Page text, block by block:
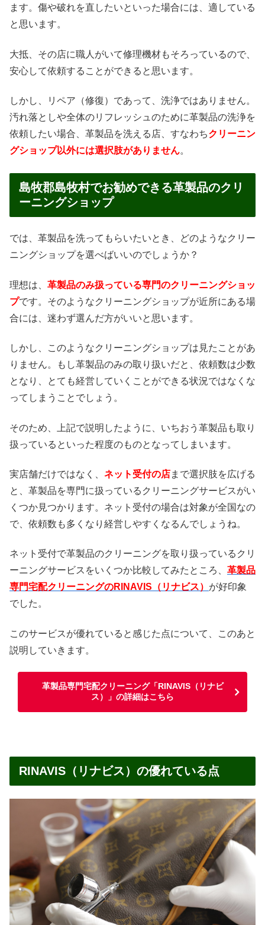
ます。傷や破れを直したいといった場合には、適している
と思います。
大抵、その店に職人がいて修理機材もそろっているので、
安心して依頼することができると思います。
しかし、リペア（修復）であって、洗浄ではありません。
汚れ落としや全体のリフレッシュのために革製品の洗浄を
依頼したい場合、革製品を洗える店、すなわちクリーニン
グショップ以外には選択肢がありません。
島牧郡島牧村でお勧めできる革製品のクリ
ーニングショップ
では、革製品を洗ってもらいたいとき、どのようなクリー
ニングショップを選べばいいのでしょうか？
理想は、 革製品のみ扱っている専門のクリーニングショッ
プです。そのようなクリーニングショップが近所にある場
合には、迷わず選んだ方がいいと思います。
しかし、このようなクリーニングショップは見たことがあ
りません。もし革製品のみの取り扱いだと、依頼数は少数
となり、とても経営していくことができる状況ではなくな
ってしまうことでしょう。
そのため、上記で説明したように、いちおう革製品も取り
扱っているといった程度のものとなってしまいます。
実店舗だけではなく、 ネット受付の店まで選択肢を広げる
と、革製品を専門に扱っているクリーニングサービスがい
くつか見つかります。ネット受付の場合は対象が全国なの
で、依頼数も多くなり経営しやすくなるんでしょうね。
ネット受付で革製品のクリーニングを取り扱っているクリ
ーニングサービスをいくつか比較してみたところ、 革製品
専門宅配クリーニングのRINAVIS（リナビス） が好印象
でした。
このサービスが優れていると感じた点について、このあと
説明していきます。
革製品専門宅配クリーニング「RINAVIS（リナビ
ス）」の詳細はこちら
RINAVIS（リナビス）の優れている点